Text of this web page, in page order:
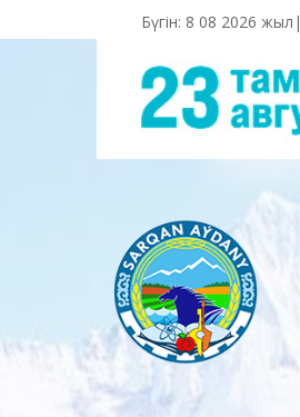
Бүгін: 8 08 2026 жыл|